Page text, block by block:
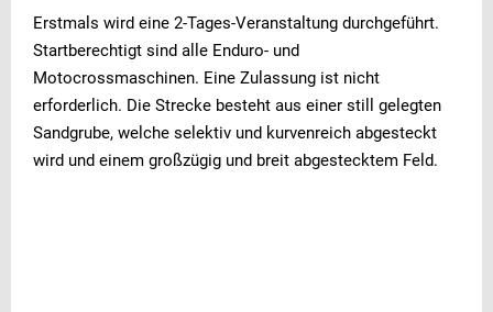
Erstmals wird eine 2-Tages-Veranstaltung durchgeführt.
Startberechtigt sind alle Enduro- und
Motocrossmaschinen. Eine Zulassung ist nicht
erforderlich. Die Strecke besteht aus einer still gelegten
Sandgrube, welche selektiv und kurvenreich abgesteckt
wird und einem großzügig und breit abgestecktem Feld.